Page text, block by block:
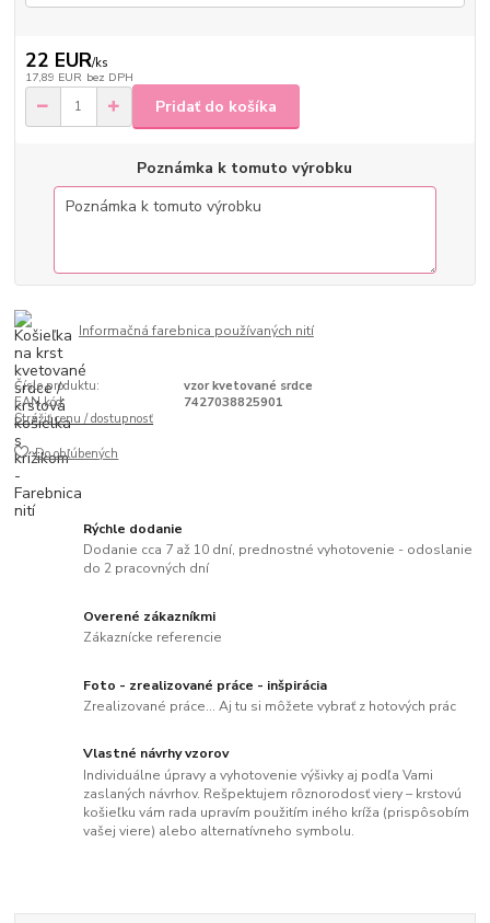
22 EUR/ks
17,89 EUR bez DPH
Pridať do košíka
Poznámka k tomuto výrobku
Informačná farebnica používaných nití
Číslo produktu:
vzor kvetované srdce
EAN kód:
7427038825901
Strážiť cenu / dostupnosť
Do obľúbených
Rýchle dodanie
Dodanie cca 7 až 10 dní, prednostné vyhotovenie - odoslanie
do 2 pracovných dní
Overené zákazníkmi
Zákaznícke referencie
Foto - zrealizované práce - inšpirácia
Zrealizované práce... Aj tu si môžete vybrať z hotových prác
Vlastné návrhy vzorov
Individuálne úpravy a vyhotovenie výšivky aj podľa Vami
zaslaných návrhov. Rešpektujem rôznorodosť viery – krstovú
košieľku vám rada upravím použitím iného kríža (prispôsobím
vašej viere) alebo alternatívneho symbolu.